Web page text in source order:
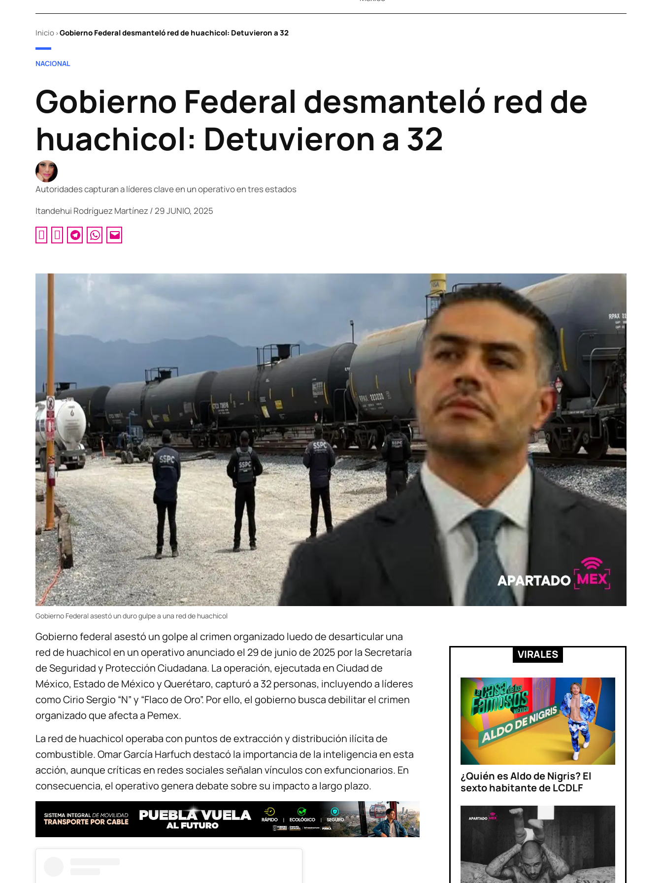
Inicio >Gobierno Federal desmanteló red de huachicol: Detuvieron a 32
POSTED
NACIONAL
Gobierno Federal desmanteló red de
huachicol: Detuvieron a 32
Autoridades capturan a líderes clave en un operativo en tres estados
Itandehui Rodríguez Martínez /29 JUNIO, 2025
Gobierno Federal asestó un duro gulpe a una red de huachicol
Gobierno federal asestó un golpe al crimen organizado luedo de desarticular una
red de huachicol en un operativo anunciado el 29 de junio de 2025 por la Secretaría
de Seguridad y Protección Ciudadana. La operación, ejecutada en Ciudad de
México, Estado de México y Querétaro, capturó a 32 personas, incluyendo a líderes
como Cirio Sergio “N” y “Flaco de Oro”. Por ello, el gobierno busca debilitar el crimen
organizado que afecta a Pemex.
La red de huachicol operaba con puntos de extracción y distribución ilícita de
combustible. Omar García Harfuch destacó la importancia de la inteligencia en esta
acción, aunque críticas en redes sociales señalan vínculos con exfuncionarios. En
consecuencia, el operativo genera debate sobre su impacto a largo plazo.
VIRALES
¿Quién es Aldo de Nigris? El
sexto habitante de LCDLF